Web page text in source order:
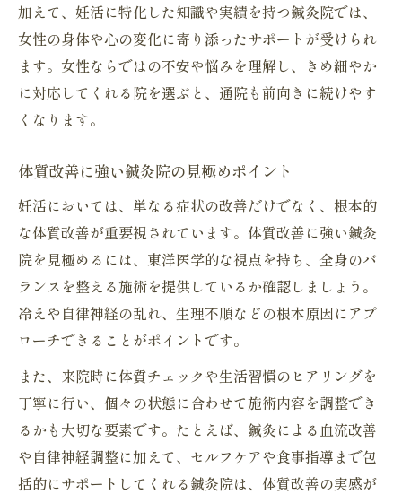
妊活を支える鍼灸院のカウンセリング活用
術
加えて、妊活に特化した知識や実績を持つ鍼灸院では、
女性の身体や心の変化に寄り添ったサポートが受けられ
ます。女性ならではの不安や悩みを理解し、きめ細やか
に対応してくれる院を選ぶと、通院も前向きに続けやす
くなります。
体質改善に強い鍼灸院の見極めポイント
妊活においては、単なる症状の改善だけでなく、根本的
な体質改善が重要視されています。体質改善に強い鍼灸
院を見極めるには、東洋医学的な視点を持ち、全身のバ
ランスを整える施術を提供しているか確認しましょう。
冷えや自律神経の乱れ、生理不順などの根本原因にアプ
ローチできることがポイントです。
また、来院時に体質チェックや生活習慣のヒアリングを
丁寧に行い、個々の状態に合わせて施術内容を調整でき
るかも大切な要素です。たとえば、鍼灸による血流改善
や自律神経調整に加えて、セルフケアや食事指導まで包
括的にサポートしてくれる鍼灸院は、体質改善の実感が